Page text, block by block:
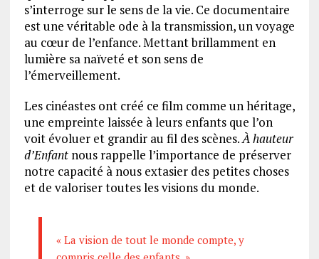
s’interroge sur le sens de la vie. Ce documentaire
est une véritable ode à la transmission, un voyage
au cœur de l’enfance. Mettant brillamment en
lumière sa naïveté et son sens de
l’émerveillement.
Les cinéastes ont créé ce film comme un héritage,
une empreinte laissée à leurs enfants que l’on
voit évoluer et grandir au fil des scènes.À hauteur
d’Enfantnous rappelle l’importance de préserver
notre capacité à nous extasier des petites choses
et de valoriser toutes les visions du monde.
« La vision de tout le monde compte, y